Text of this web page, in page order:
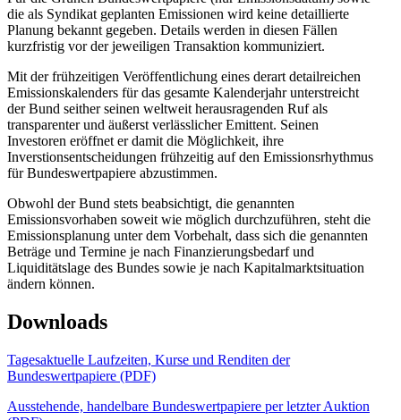
die als Syndikat geplanten Emissionen wird keine detaillierte
Planung bekannt gegeben. Details werden in diesen Fällen
kurzfristig vor der jeweiligen Transaktion kommuniziert.
Mit der frühzeitigen Veröffentlichung eines derart detailreichen
Emissionskalenders für das gesamte Kalenderjahr unterstreicht
der Bund seither seinen weltweit herausragenden Ruf als
transparenter und äußerst verlässlicher Emittent. Seinen
Investoren eröffnet er damit die Möglichkeit, ihre
Inverstionsentscheidungen frühzeitig auf den Emissionsrhythmus
für Bundeswertpapiere abzustimmen.
Obwohl der Bund stets beabsichtigt, die genannten
Emissionsvorhaben soweit wie möglich durchzuführen, steht die
Emissionsplanung unter dem Vorbehalt, dass sich die genannten
Beträge und Termine je nach Finanzierungsbedarf und
Liquiditätslage des Bundes sowie je nach Kapitalmarktsituation
ändern können.
Downloads
Tagesaktuelle Laufzeiten, Kurse und Renditen der
Bundeswertpapiere (PDF)
Ausstehende, handelbare Bundeswertpapiere per letzter Auktion